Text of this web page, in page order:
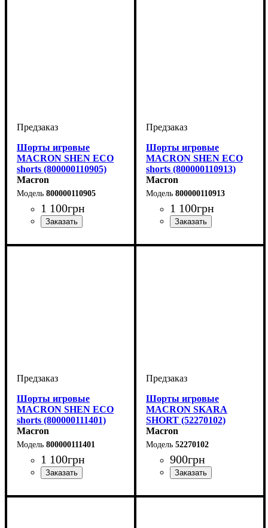
Шорты игровые
MACRON SHEN ECO
shorts (800000110905)
Macron
800000110905
1 100грн
Шорты игровые
MACRON SHEN ECO
shorts (800000110913)
Macron
800000110913
1 100грн
Шорты игровые
MACRON SHEN ECO
shorts (800000111401)
Macron
800000111401
1 100грн
Шорты игровые
MACRON SKARA
SHORT (52270102)
Macron
52270102
900грн